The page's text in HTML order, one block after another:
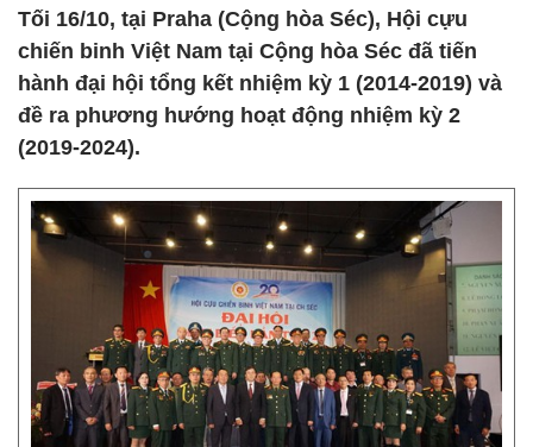
Tối 16/10, tại Praha (Cộng hòa Séc), Hội cựu
chiến binh Việt Nam tại Cộng hòa Séc đã tiến
hành đại hội tổng kết nhiệm kỳ 1 (2014-2019) và
đề ra phương hướng hoạt động nhiệm kỳ 2
(2019-2024).